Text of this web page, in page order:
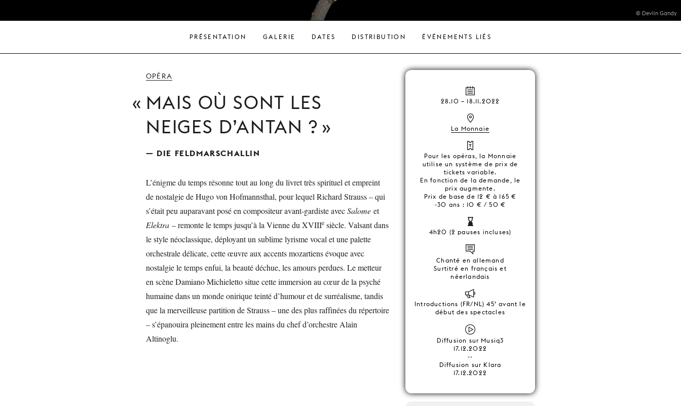
© Devlin Gandy
PRÉSENTATION GALERIE DATES DISTRIBUTION ÉVÉNEMENTS LIÉS
OPÉRA
MAIS OÙ SONT LES
NEIGES D’ANTAN ?
— DIE FELDMARSCHALLIN
L’énigme du temps résonne tout au long du livret très spirituel et empreint
de nostalgie de Hugo von Hofmannsthal, pour lequel Richard Strauss – qui
s’était peu auparavant posé en compositeur avant-gardiste avecSalome et
Elektra – remonte le temps jusqu’à la Vienne du XVIIIe siècle. Valsant dans
le style néoclassique, déployant un sublime lyrisme vocal et une palette
orchestrale délicate, cette œuvre aux accents mozartiens évoque avec
nostalgie le temps enfui, la beauté déchue, les amours perdues. Le metteur
en scène Damiano Michieletto situe cette immersion au cœur de la psyché
humaine dans un monde onirique teinté d’humour et de surréalisme, tandis
que la merveilleuse partition de Strauss – une des plus raffinées du répertoire
– s’épanouira pleinement entre les mains du chef d’orchestre Alain
Altinoglu.
28.10 – 18.11.2022
La Monnaie
Pour les opéras, la Monnaie
utilise un système de prix de
tickets variable.
En fonction de la demande, le
prix augmente.
Prix de base de 12 € à 165 €
-30 ans : 10 € / 50 €
4h20 (2 pauses incluses)
Chanté en allemand
Surtitré en français et
néerlandais
Introductions (FR/NL) 45’ avant le
début des spectacles
Diffusion sur Musiq3
17.12.2022
--
Diffusion sur Klara
17.12.2022